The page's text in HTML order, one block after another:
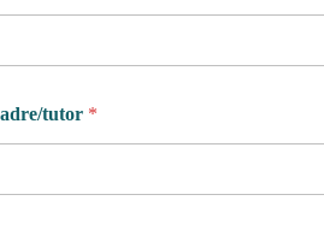
tutor *